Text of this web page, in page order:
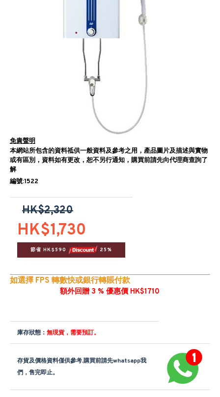
免責聲明
本網站所包含的資料祗供一般資料及參考之用，產品圖片及描述與實物
或有區別，資料如有更改，恕不另行通知，購買前請先向代理商查詢了
解
編號:1522
HK$1,730
HK$2,320
節省 HK$590 25%
如選擇 FPS 轉數快或銀行轉賬付款
額外回贈 3 % 優惠價 HK$1710
庫存狀態： 無現貨，需要預訂。
存貨及價格資料僅供參考,購買前請先whatsapp我
們，售完即止。